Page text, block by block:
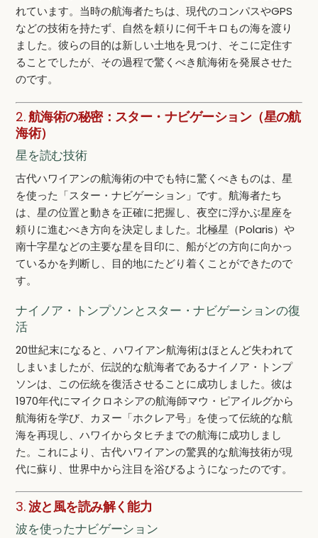
れています。当時の航海者たちは、現代のコンパスやGPS
などの技術を持たず、自然を頼りに何千キロもの海を渡り
ました。彼らの目的は新しい土地を見つけ、そこに定住す
ることでしたが、その過程で驚くべき航海術を発展させた
のです。
2.航海術の秘密：スター・ナビゲーション（星の航
海術）
星を読む技術
古代ハワイアンの航海術の中でも特に驚くべきものは、星
を使った「スター・ナビゲーション」です。航海者たち
は、星の位置と動きを正確に把握し、夜空に浮かぶ星座を
頼りに進むべき方向を決定しました。北極星（Polaris）や
南十字星などの主要な星を目印に、船がどの方向に向かっ
ているかを判断し、目的地にたどり着くことができたので
す。
ナイノア・トンプソンとスター・ナビゲーションの復
活
20世紀末になると、ハワイアン航海術はほとんど失われて
しまいましたが、伝説的な航海者であるナイノア・トンプ
ソンは、この伝統を復活させることに成功しました。彼は
1970年代にマイクロネシアの航海師マウ・ピアイルグから
航海術を学び、カヌー「ホクレア号」を使って伝統的な航
海を再現し、ハワイからタヒチまでの航海に成功しまし
た。これにより、古代ハワイアンの驚異的な航海技術が現
代に蘇り、世界中から注目を浴びるようになったのです。
3.波と風を読み解く能力
波を使ったナビゲーション